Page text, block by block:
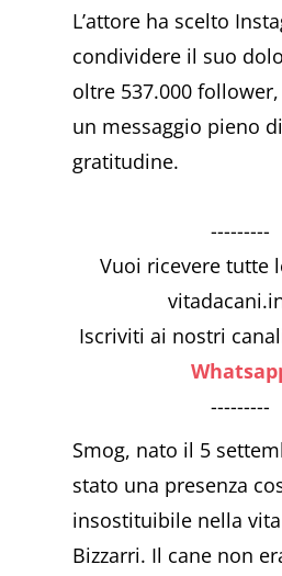
L’attore ha scelto
condividere il suo
oltre 537.000
un messaggio pieno
gratitudine.
---------
Vuoi ricevere tutte
Iscriviti ai nostri
---------
Smog, nato il 5
stato una presenza
insostituibile nella
Bizzarri. Il cane non